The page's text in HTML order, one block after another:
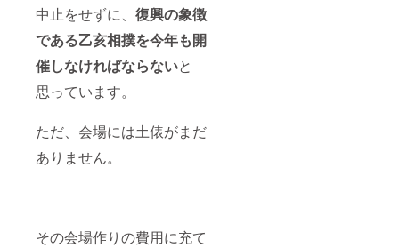
中止をせずに、 復興の象徴
である乙亥相撲を今年も開
催しなければならないと
思っています。
ただ、会場には土俵がまだ
ありません。
その会場作りの費用に充て